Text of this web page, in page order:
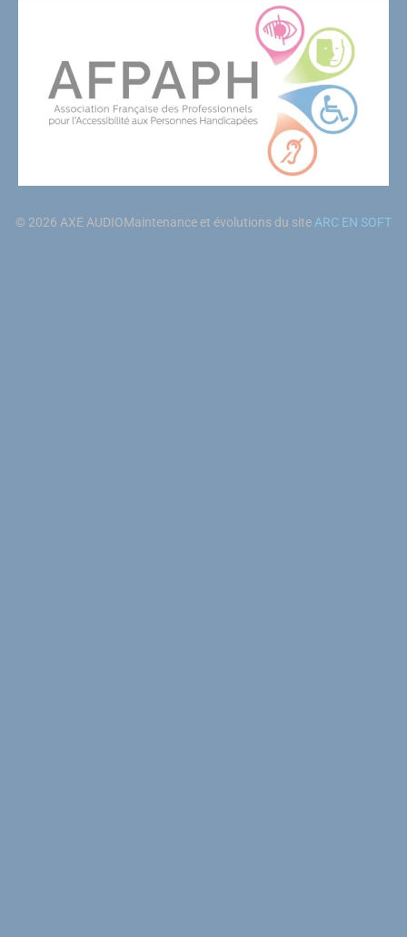
© 2026 AXE AUDIOMaintenance et évolutions du site ARC EN SOFT